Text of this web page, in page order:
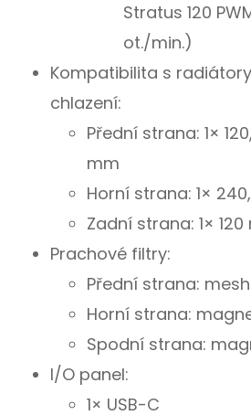
Stratus 120
ot./min.)
Kompatibilita s
chlazení:
Přední strana: 1×
mm
Horní strana: 1×
Zadní strana: 1×
Prachové filtry:
Přední strana: mesh
Horní strana:
Spodní strana:
I/O panel:
1× USB-C